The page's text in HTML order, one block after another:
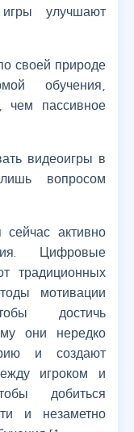
улучшают
своей природе
обучения,
чем пассивное
видеоигры в
вопросом
сейчас активно
Цифровые
традиционных
мотивации
достичь
они нередко
и создают
игроком и
добиться
и незаметно